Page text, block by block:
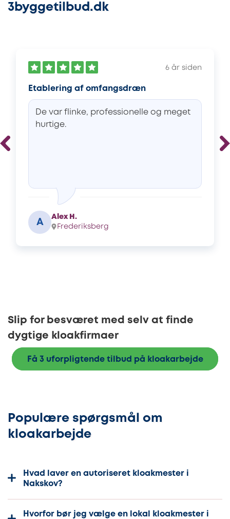
3byggetilbud.dk
6 år siden
Etablering af omfangsdræn
De var flinke, professionelle og meget
hurtige.
A
Alex H.
Frederiksberg
Slip for besværet med selv at finde
dygtige kloakfirmaer
Få 3 uforpligtende tilbud på kloakarbejde
Populære spørgsmål om
kloakarbejde
Hvad laver en autoriseret kloakmester i
Nakskov?
Hvorfor bør jeg vælge en lokal kloakmester i